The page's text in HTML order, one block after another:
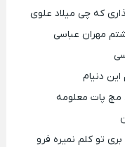
که چی میلاد علوی
مهران عباسی
دنیام
مچ پات معلومه
تو کلم نمیره فرو